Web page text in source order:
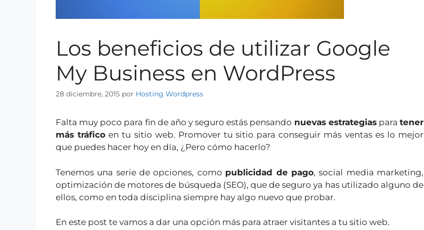
Los beneficios de utilizar Google
My Business en WordPress
28 diciembre, 2015 por Hosting Wordpress
Falta muy poco para fin de año y seguro estás pensando nuevas estrategiasparatener
más tráfico en tu sitio web. Promover tu sitio para conseguir más ventas es lo mejor
que puedes hacer hoy en día, ¿Pero cómo hacerlo?
Tenemos una serie de opciones, como publicidad de pago, social media marketing,
optimización de motores de búsqueda (SEO), que de seguro ya has utilizado alguno de
ellos, como en toda disciplina siempre hay algo nuevo que probar.
En este post te vamos a dar una opción más para atraer visitantes a tu sitio web.